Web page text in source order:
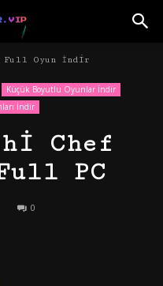
Full Oyun İndir
Küçük Boyutlu Oyunlar İndir
İndir
Chef
PC
0